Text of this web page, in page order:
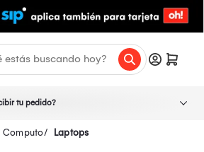
tu pedido?
Computo Laptops